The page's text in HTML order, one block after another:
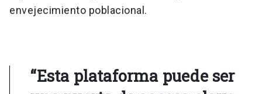
envejecimiento poblacional.
“Esta plataforma puede ser